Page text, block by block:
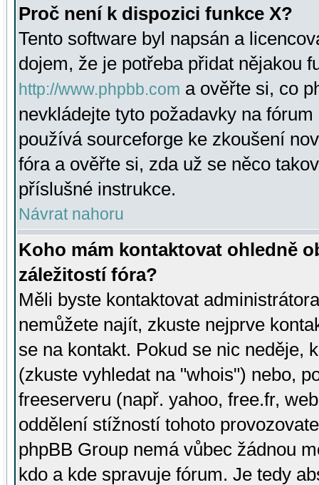
Proč není k dispozici funkce X?
Tento software byl napsán a
dojem, že je potřeba přidat nějakou
http://www.phpbb.com a ověřte si, co
nevkládejte tyto požadavky na
používá sourceforge ke zkoušení
fóra a ověřte si, zda už se něco
příslušné instrukce.
Návrat nahoru
Koho mám kontaktovat ohledně
záležitostí fóra?
Měli byste kontaktovat
nemůžete najít, zkuste nejprve
se na kontakt. Pokud se nic neděje,
(zkuste vyhledat na "whois") nebo,
freeserveru (např. yahoo, free.fr,
oddělení stížností tohoto
phpBB Group nemá vůbec žádnou
kdo a kde spravuje fórum. Je tedy